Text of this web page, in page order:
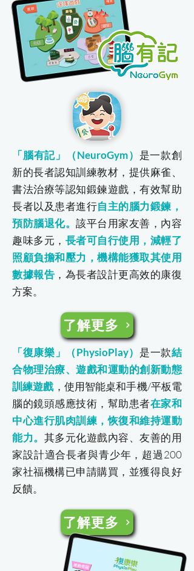
「腦有記」（NeuroGym） 是一款創
新的長者認知訓練教材，提供麻雀、
書法治療等認知鍛鍊遊戲，有效幫助
長者以及患者進行自主的腦力鍛鍊，
預防腦退化。該平台用家友善，內容
趣味多元， 長者可自行使用，減輕了
照顧負擔和壓力，機構能獲取其使用
數據報告 ，為長者設計更高效的康復
方案。
了解更多
「復康樂」（PhysioPlay） 是一款結
合物理治療、遊戲和運動的創新動態
訓練遊戲，使用智能桌和手機/平板電
腦的鏡頭感應技術，幫助患者在家和
中心進行肌肉訓練，恢復和維持運動
能力。 其多元化遊戲內容、友善的用
家設計適合長者與青少年，超過200
家社福機構已申請購買，並獲得良好
反饋。
了解更多